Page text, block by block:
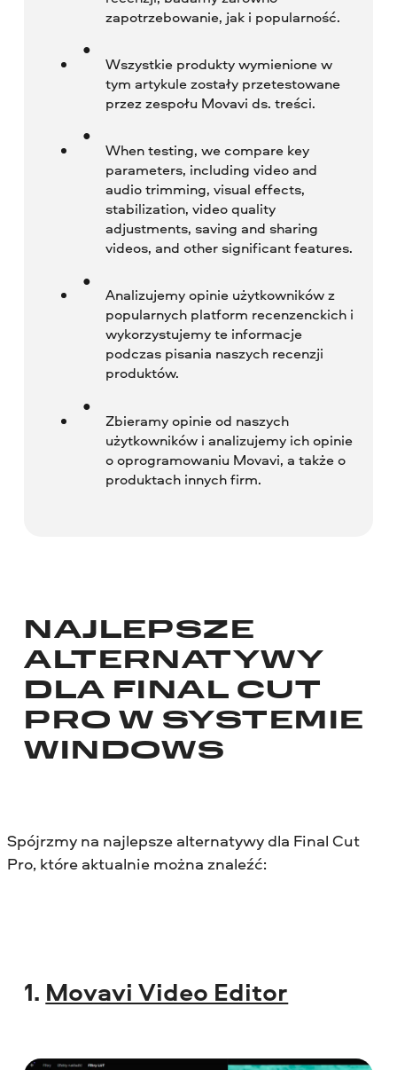
zapotrzebowanie, jak i popularność.
Wszystkie produkty wymienione w
tym artykule zostały przetestowane
przez zespołu Movavi ds. treści.
When testing, we compare key
parameters, including video and
audio trimming, visual effects,
stabilization, video quality
adjustments, saving and sharing
videos, and other significant features.
Analizujemy opinie użytkowników z
popularnych platform recenzenckich i
wykorzystujemy te informacje
podczas pisania naszych recenzji
produktów.
Zbieramy opinie od naszych
użytkowników i analizujemy ich opinie
o oprogramowaniu Movavi, a także o
produktach innych firm.
NAJLEPSZE
ALTERNATYWY
DLA FINAL CUT
PRO W SYSTEMIE
WINDOWS
Spójrzmy na najlepsze alternatywy dla Final Cut
Pro, które aktualnie można znaleźć:
1. Movavi Video Editor